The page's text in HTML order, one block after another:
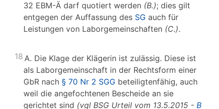
32 EBM-Ä darf quotiert werden (B.); dies gilt
entgegen der Auffassung des SG auch für
Leistungen von Laborgemeinschaften (C.).
18 A. Die Klage der Klägerin ist zulässig. Diese ist
als Laborgemeinschaft in der Rechtsform einer
GbR nach § 70 Nr 2 SGG beteiligtenfähig, auch
weil die angefochtenen Bescheide an sie
gerichtet sind (vgl BSG Urteil vom 13.5.2015 - B